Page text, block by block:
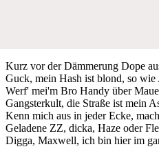
Kurz vor der Dämmerung Dope
Guck, mein Hash ist blond, so wie
Werf' mei'm Bro Handy über
Gangsterkult, die Straße ist mein
Kenn mich aus in jeder Ecke,
Geladene ZZ, dicka, Haze oder
Digga, Maxwell, ich bin hier im